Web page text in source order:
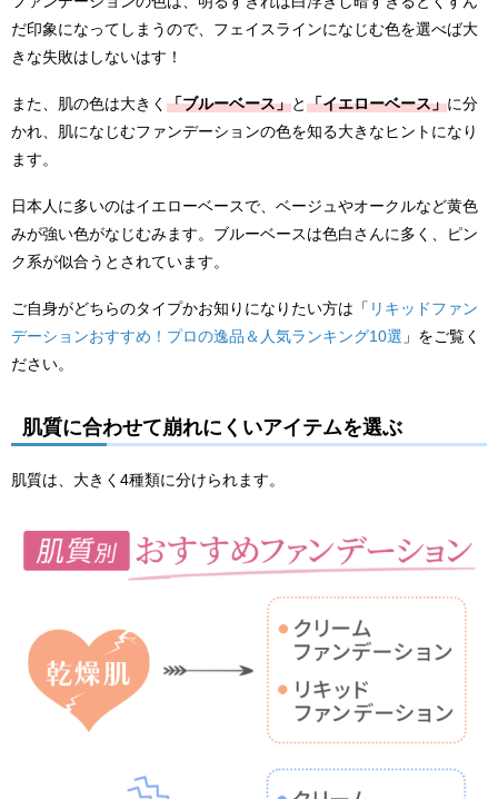
だ印象になってしまうので、フェイスラインになじむ色を選べば大
きな失敗はしないはす！
また、肌の色は大きく 「ブルーベース」と「イエローベース」に分
かれ、肌になじむファンデーションの色を知る大きなヒントになり
ます。
日本人に多いのはイエローベースで、ベージュやオークルなど黄色
みが強い色がなじむみます。ブルーベースは色白さんに多く、ピン
ク系が似合うとされています。
ご自身がどちらのタイプかお知りになりたい方は「 リキッドファン
デーションおすすめ！プロの逸品＆人気ランキング10選 」をご覧く
ださい。
肌質に合わせて崩れにくいアイテムを選ぶ
肌質は、大きく4種類に分けられます。